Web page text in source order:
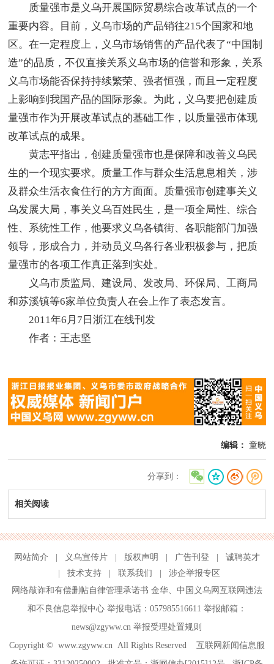
质量强市是义乌开展国际贸易综合改革试点的一个
重要内容。目前，义乌市场的产品销往215个国家和地
区。在一定程度上，义乌市场销售的产品代表了“中国制
造”的品质，不仅直接关系义乌市场的信誉和形象，关系
义乌市场能否保持持续繁荣、强者恒强，而且一定程度
上影响到我国产品的国际形象。为此，义乌要把创建质
量强市作为开展改革试点的基础工作，以质量强市体现
改革试点的成果。
黄志平指出，创建质量强市也是保障和改善义乌民
生的一个现实要求。质量工作与群众生活息息相关，涉
及群众生活衣食住行的方方面面。质量强市创建事关义
乌发展大局，事关义乌百姓民生，是一项全局性、综合
性、系统性工作，他要求义乌各镇街、各职能部门加强
领导，形成合力，并动员义乌各行各业积极参与，把质
量强市的各项工作真正落到实处。
义乌市质监局、建设局、发改局、环保局、工商局
和苏溪镇等6家单位负责人在会上作了表态发言。
2011年6月7日浙江在线刊发
作者：王志坚
编辑： 童晓
分享到：
相关阅读
网站简介 义乌宣传片 版权声明 广告刊登
诚聘英才
技术支持 联系我们
涉企举报专区
网络敲诈和有偿删帖自律管理承诺书 金华、 中国义乌网互联网违法
和不良信息举报中心举报电话：057985516611 举报邮箱：
news@zgyww.cn举报受理处置规则
Copyright © www.zgyww.cnAll Rights Reserved 互联网新闻信息服